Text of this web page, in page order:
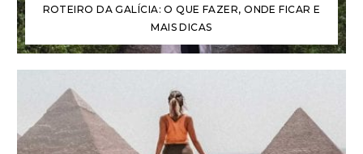
ROTEIRO DA GALÍCIA: O QUE FAZER, ONDE FICAR E
MAIS DICAS